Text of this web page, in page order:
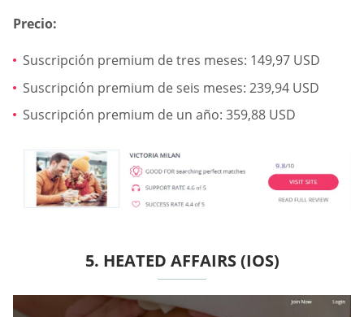
Precio:
Suscripción premium de tres meses: 149,97 USD
Suscripción premium de seis meses: 239,94 USD
Suscripción premium de un año: 359,88 USD
5. HEATED AFFAIRS (IOS)